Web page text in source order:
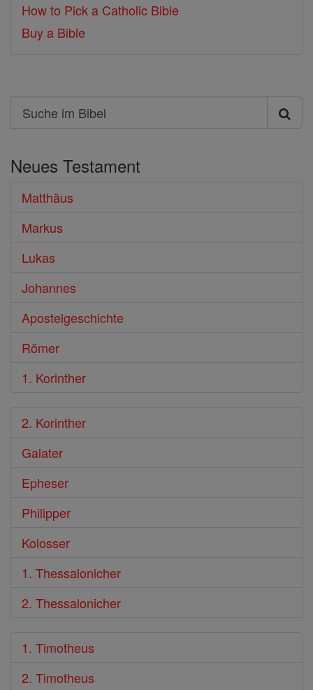
How to Pick a Catholic Bible
Buy a Bible
Search
Suche
Bibel
Neues Testament
Matthäus
Markus
Lukas
Johannes
Apostelgeschichte
Römer
1. Korinther
2. Korinther
Galater
Epheser
Philipper
Kolosser
1. Thessalonicher
2. Thessalonicher
1. Timotheus
2. Timotheus